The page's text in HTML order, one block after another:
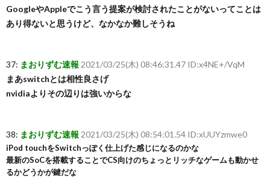
GoogleやAppleでこう言う提案が検討されたことがないってことは
あり得ないと思うけど、なかなか難しそうね
37: まおりずむ速報 2021/03/25(木) 08:46:31.47 ID:x4NE+/VqM
まあswitchとは相性良さげ
nvidiaよりその辺りは強いからな
38: まおりずむ速報 2021/03/25(木) 08:54:01.54 ID:xUUYzmwe0
iPod touchをSwitchっぽく仕上げた感じになるのかな
最新のSoCを搭載することでCS向けのちょっとリッチなゲームも動かせ
るかどうかが鍵だな